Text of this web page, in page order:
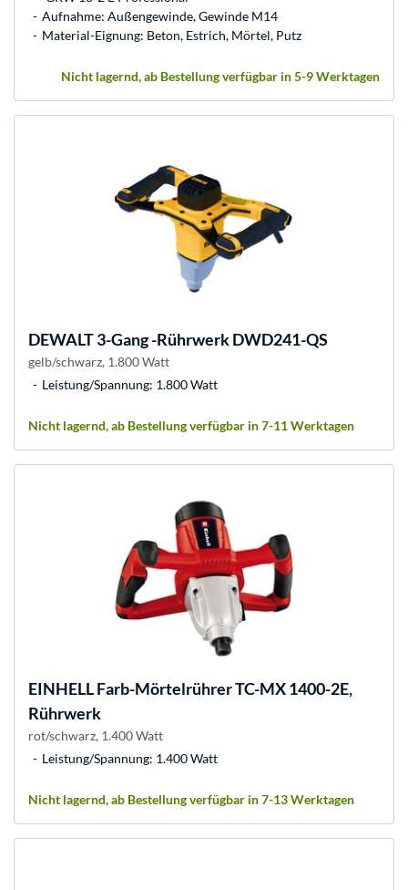
Aufnahme: Außengewinde, Gewinde M14
Material-Eignung: Beton, Estrich, Mörtel, Putz
Nicht lagernd, ab Bestellung verfügbar in 5-9 Werktagen
DEWALT3-Gang -Rührwerk DWD241-QS
gelb/schwarz, 1.800 Watt
Leistung/Spannung: 1.800 Watt
Nicht lagernd, ab Bestellung verfügbar in 7-11 Werktagen
EINHELLFarb-Mörtelrührer TC-MX 1400-2E,
Rührwerk
rot/schwarz, 1.400 Watt
Leistung/Spannung: 1.400 Watt
Nicht lagernd, ab Bestellung verfügbar in 7-13 Werktagen